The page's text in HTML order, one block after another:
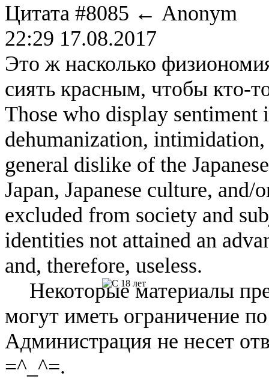
Цитата #8085 ← Anonym
22:29 17.08.2017
Это ж насколько
сиять красным, чтобы кто-
Those who display
dehumanization,
general dislike of the
Japan, Japanese culture, and/
excluded from society and
identities not attained an
and, therefore, useless.
Некоторые материалы
могут иметь ограничение
Администрация не несет
=^_^=.